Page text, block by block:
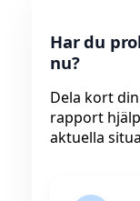
Har du
nu?
Dela kort
rapport
aktuella